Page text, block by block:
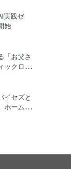
実践ゼ
始
「お父さ
ックロボ
イセズと
ホームセ